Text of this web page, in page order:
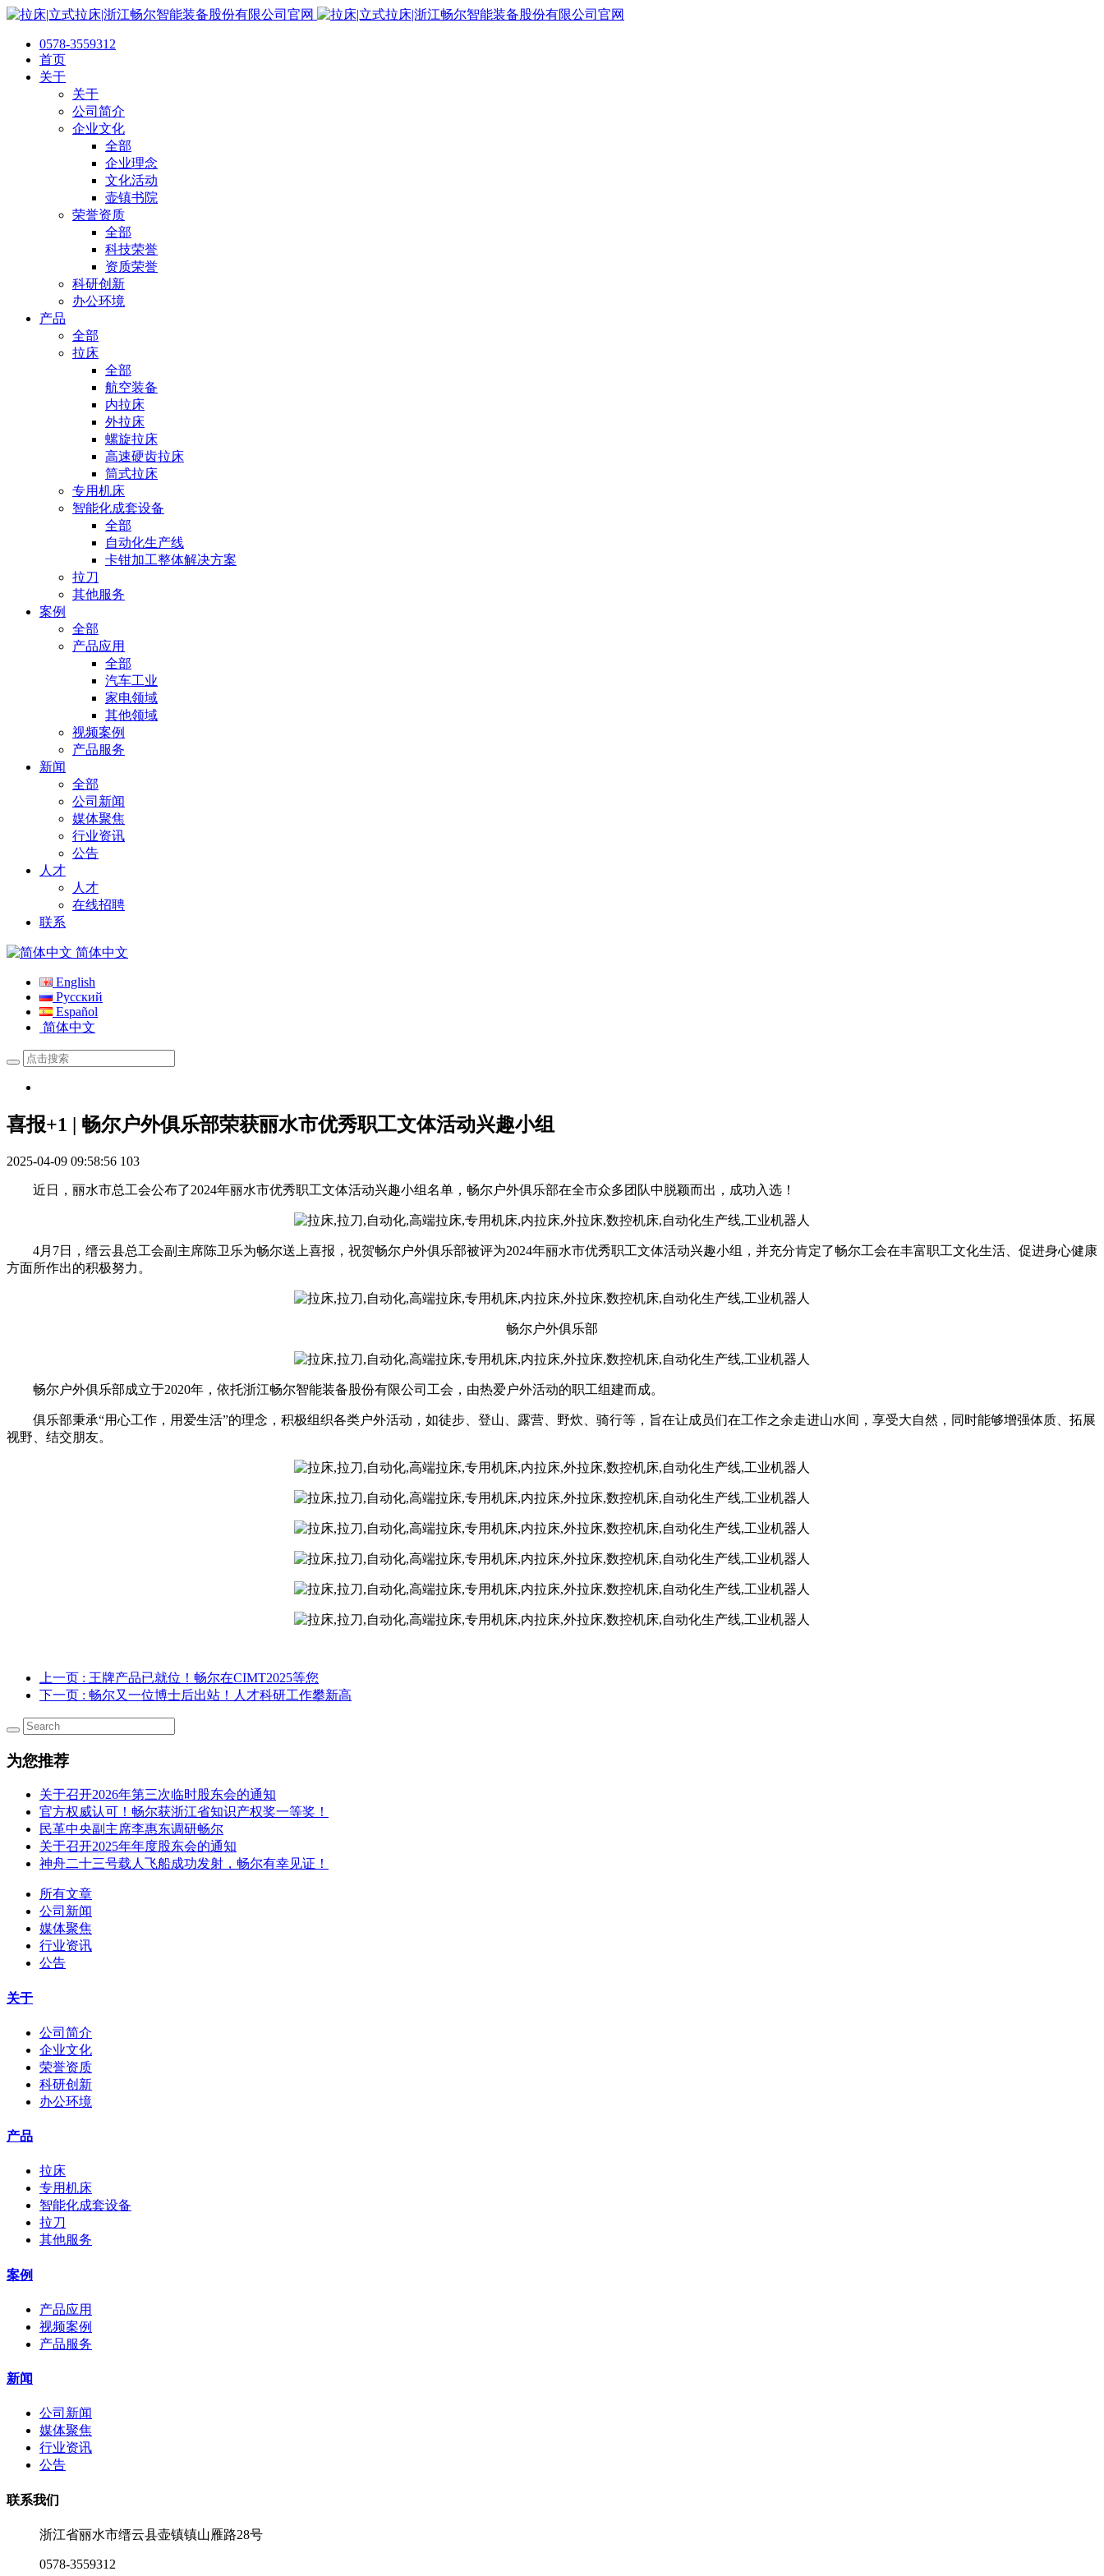
0578-3559312
首页
关于
关于
公司简介
企业文化
全部
企业理念
文化活动
壶镇书院
荣誉资质
全部
科技荣誉
资质荣誉
科研创新
办公环境
产品
全部
拉床
全部
航空装备
内拉床
外拉床
螺旋拉床
高速硬齿拉床
筒式拉床
专用机床
智能化成套设备
全部
自动化生产线
卡钳加工整体解决方案
拉刀
其他服务
案例
全部
产品应用
全部
汽车工业
家电领域
其他领域
视频案例
产品服务
新闻
全部
公司新闻
媒体聚焦
行业资讯
公告
人才
人才
在线招聘
联系
简体中文
English
Русский
Español
简体中文
喜报+1 | 畅尔户外俱乐部荣获丽水市优秀职工文体活动兴趣小组
2025-04-09 09:58:56 103
近日，丽水市总工会公布了2024年丽水市优秀职工文体活动兴趣小组名单，畅尔户外俱乐部在全市众多团队中脱颖而出，成功入选！
4月7日，缙云县总工会副主席陈卫乐为畅尔送上喜报，祝贺畅尔户外俱乐部被评为2024年丽水市优秀职工文体活动兴趣小组，并充分肯定了畅尔工会在丰富职工文化生活、促进身心健康
方面所作出的积极努力。
畅尔户外俱乐部
畅尔户外俱乐部成立于2020年，依托浙江畅尔智能装备股份有限公司工会，由热爱户外活动的职工组建而成。
俱乐部秉承“用心工作，用爱生活”的理念，积极组织各类户外活动，如徒步、登山、露营、野炊、骑行等，旨在让成员们在工作之余走进山水间，享受大自然，同时能够增强体质、拓展
视野、结交朋友。
上一页 : 王牌产品已就位！畅尔在CIMT2025等您
下一页 : 畅尔又一位博士后出站！人才科研工作攀新高
为您推荐
关于召开2026年第三次临时股东会的通知
官方权威认可！畅尔获浙江省知识产权奖一等奖！
民革中央副主席李惠东调研畅尔
关于召开2025年年度股东会的通知
神舟二十三号载人飞船成功发射，畅尔有幸见证！
所有文章
公司新闻
媒体聚焦
行业资讯
公告
关于
公司简介
企业文化
荣誉资质
科研创新
办公环境
产品
拉床
专用机床
智能化成套设备
拉刀
其他服务
案例
产品应用
视频案例
产品服务
新闻
公司新闻
媒体聚焦
行业资讯
公告
联系我们
浙江省丽水市缙云县壶镇镇山雁路28号
0578-3559312